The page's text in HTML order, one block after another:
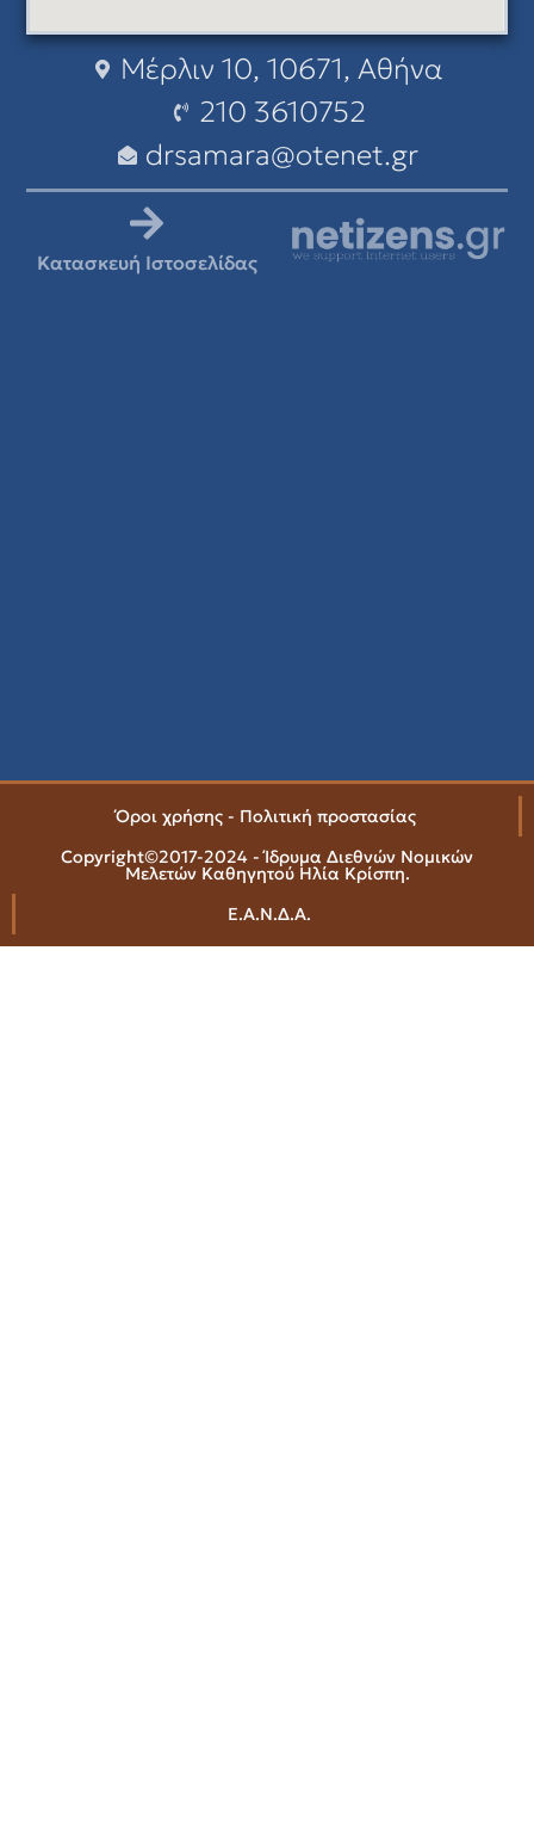
Μέρλιν 10, 10671, Αθήνα
210 3610752
drsamara@otenet.gr
Κατασκευή Ιστοσελίδας
Όροι χρήσης - Πολιτική προστασίας
Copyright©2017-2024 - Ίδρυμα Διεθνών Νομικών
Μελετών Καθηγητού Ηλία Κρίσπη.
Ε.Α.Ν.Δ.Α.